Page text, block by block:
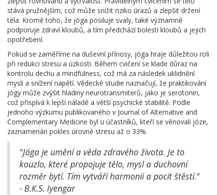
stává pružnějším, což může snížit riziko úrazů a zlepšit držení
těla. Kromě toho, že jóga posiluje svaly, také významně
podporuje zdraví kloubů, a tím předchází bolesti kloubů a jejich
opotřebení.
Pokud se zaměříme na duševní přínosy, jóga hraje důležitou roli
při redukci stresu a úzkosti. Během cvičení se klade důraz na
kontrolu dechu a mindfulness, což má za následek uklidnění
mysli a snížení napětí. Vědecké studie naznačují, že praktikování
jógy může zvýšit hladiny neurotransmiterů, jako je serotonin,
což přispívá k lepší náladě a větší psychické stabilitě. Podle
jednoho výzkumu publikovaného v Journal of Alternative and
Complementary Medicine byl u účastníků, kteří se věnovali józe,
zaznamenán pokles úrovně stresu až o 33%.
"Jóga je umění a věda zdravého života. Je to
kouzlo, které propojuje tělo, mysl a duchovní
rozměr bytí. Tím vytváří harmonii a pocit štěstí."
- B.K.S. Iyengar